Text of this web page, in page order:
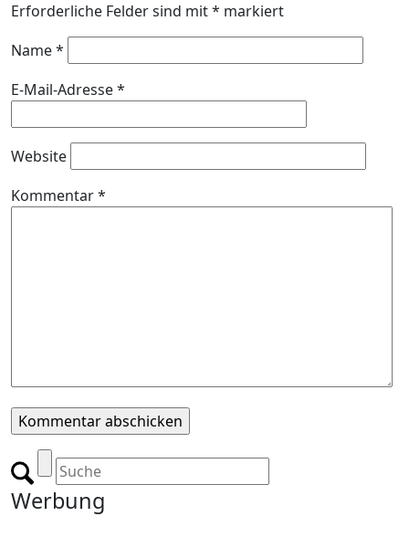
Erforderliche Felder sind mit* markiert
Name*
E-Mail-Adresse*
Website
Kommentar*
Werbung